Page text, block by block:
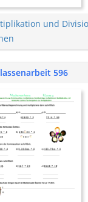
und
596